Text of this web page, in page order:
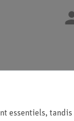
essentiels,